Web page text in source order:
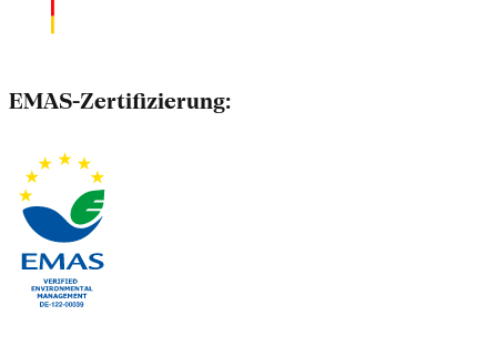
EMAS-Zertifizierung: